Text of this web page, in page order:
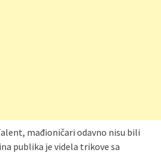
mađioničari odavno nisu bili
publika je videla trikove sa